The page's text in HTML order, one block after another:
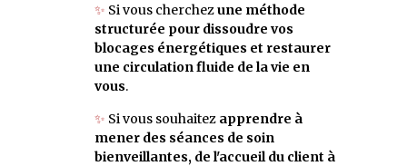
✨ Si vous cherchezune méthode
structurée pour dissoudre vos
blocages énergétiques et restaurer
une circulation fluide de la vie en
vous.
✨ Si vous souhaitez apprendre à
mener des séances de soin
bienveillantes, de l'accueil du client à